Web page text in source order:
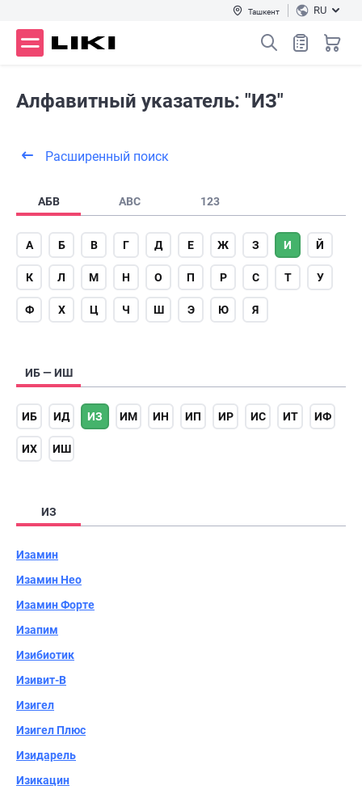
Ташкент RU
Алфавитный указатель: "ИЗ"
Расширенный поиск
АБВ ABC 123
А Б В Г Д Е Ж З И Й
К Л М Н О П Р С Т У
Ф Х Ц Ч Ш Э Ю Я
ИБ — ИШ
ИБ ИД ИЗ ИМ ИН ИП ИР ИС ИТ ИФ
ИХ ИШ
ИЗ
Изамин
Изамин Нео
Изамин Форте
Изапим
Изибиотик
Изивит-В
Изигел
Изигел Плюс
Изидарель
Изикацин